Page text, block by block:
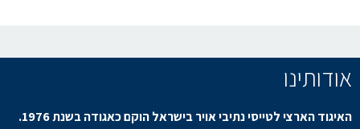
אודותינו
האיגוד הארצי לטייסי נתיבי אויר בישראל הוקם כאגודה בשנת 1976.